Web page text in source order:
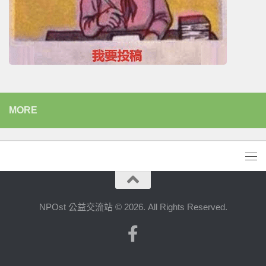
MORE
NPOst 公益交流站 © 2026. All Rights Reserved.